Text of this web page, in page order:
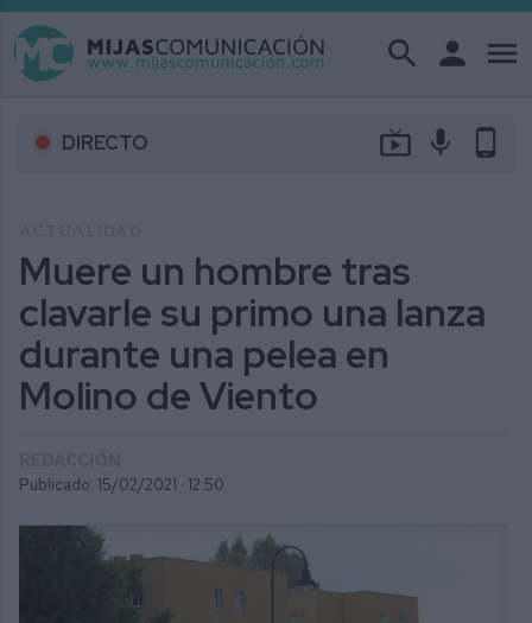
search person menu
DIRECTO live_tv mic phone_android
Muere un hombre tras
clavarle su primo una lanza
durante una pelea en
Molino de Viento
Publicado: 15/02/2021 · 12:50